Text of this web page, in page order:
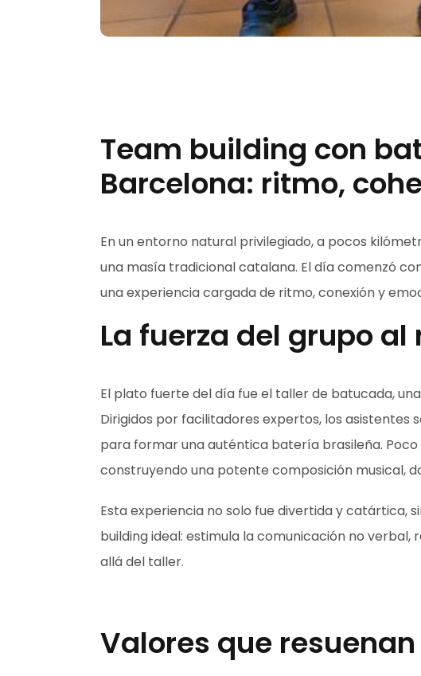
Team building con
Barcelona: ritmo,
En un entorno natural privilegiado, a pocos
una masía tradicional catalana. El día comenzó
una experiencia cargada de ritmo, conexión y
La fuerza del grupo
El plato fuerte del día fue el taller de batucada,
Dirigidos por facilitadores expertos, los asistentes
para formar una auténtica batería brasileña.
construyendo una potente composición musical,
Esta experiencia no solo fue divertida y
building ideal: estimula la comunicación no
allá del taller.
Valores que resuenan